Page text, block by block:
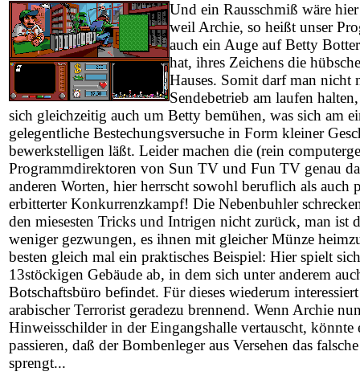
Und ein Rausschmiß wäre
weil Archie, so heißt unser
auch ein Auge auf Betty
hat, ihres Zeichens die
Hauses. Somit darf man nicht
Sendebetrieb am laufen
sich gleichzeitig auch um Betty bemühen, was sich am
gelegentliche Bestechungsversuche in Form kleiner
bewerkstelligen läßt. Leider machen die (rein
Programmdirektoren von Sun TV und Fun TV genau
anderen Worten, hier herrscht sowohl beruflich als auch
erbitterter Konkurrenzkampf! Die Nebenbuhler
den miesesten Tricks und Intrigen nicht zurück, man ist
weniger gezwungen, es ihnen mit gleicher Münze
besten gleich mal ein praktisches Beispiel: Hier spielt
13stöckigen Gebäude ab, in dem sich unter anderem
Botschaftsbüro befindet. Für dieses wiederum
arabischer Terrorist geradezu brennend. Wenn Archie
Hinweisschilder in der Eingangshalle vertauscht, könnte
passieren, daß der Bombenleger aus Versehen das
sprengt...